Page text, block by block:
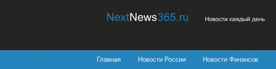
Главная Новости России Новости Финансов